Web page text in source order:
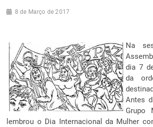
8 de Março de 2017
Na
dia 7
da
Antes
Grupo
lembrou o Dia Internacional da Mulher